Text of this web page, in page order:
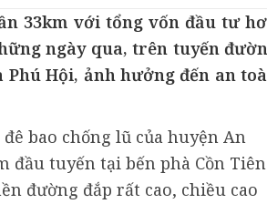
33km với tổng vốn đầu tư
ngày qua, trên tuyến
Hội, ảnh hưởng đến an
bao chống lũ của huyện An
tuyến tại bến phà Cồn Tiên
đường đắp rất cao, chiều cao